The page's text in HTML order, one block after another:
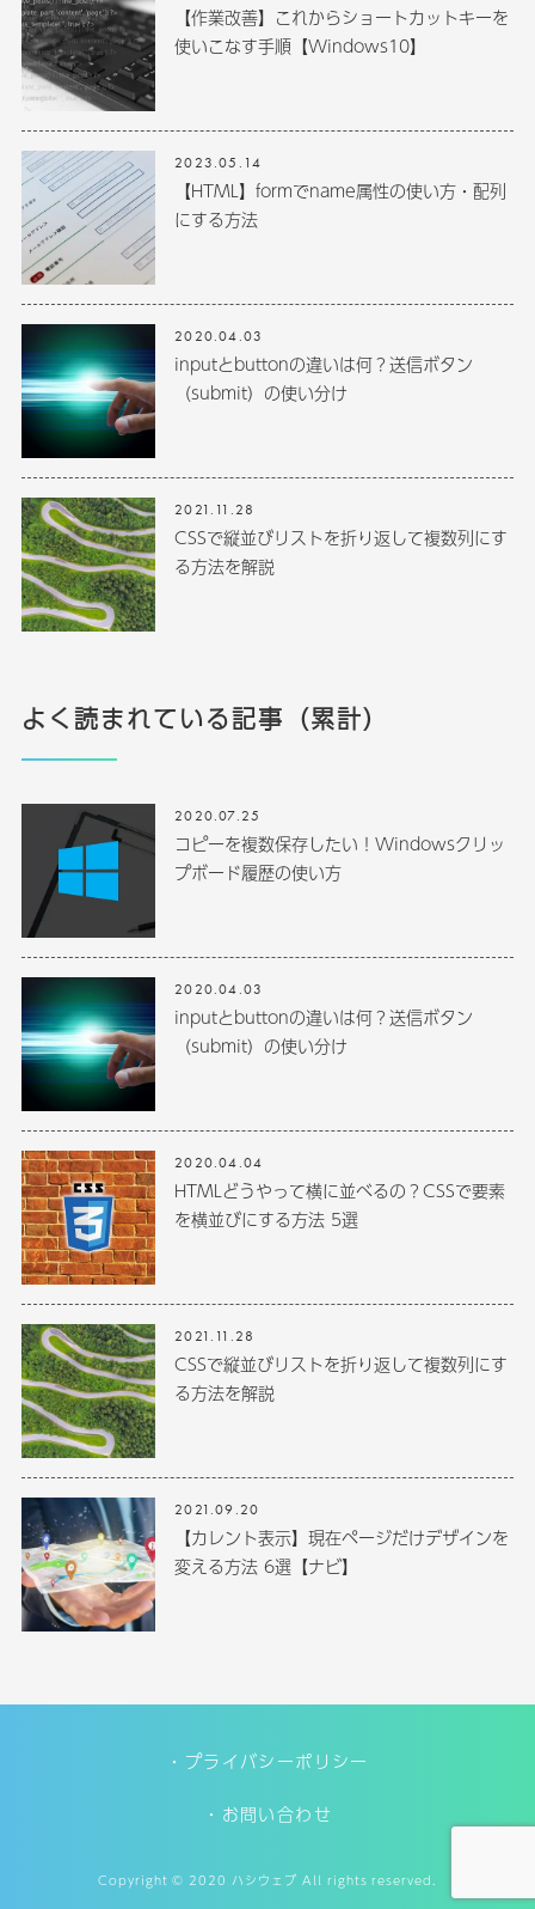
【作業改善】これからショートカットキーを
使いこなす手順【Windows10】
2023.05.14
【HTML】formでname属性の使い方・配列
にする方法
2020.04.03
inputとbuttonの違いは何？送信ボタン
（submit）の使い分け
2021.11.28
CSSで縦並びリストを折り返して複数列にす
る方法を解説
よく読まれている記事（累計）
2020.07.25
コピーを複数保存したい！Windowsクリッ
プボード履歴の使い方
2020.04.03
inputとbuttonの違いは何？送信ボタン
（submit）の使い分け
2020.04.04
HTMLどうやって横に並べるの？CSSで要素
を横並びにする方法 5選
2021.11.28
CSSで縦並びリストを折り返して複数列にす
る方法を解説
2021.09.20
【カレント表示】現在ページだけデザインを
変える方法 6選【ナビ】
プライバシーポリシー
お問い合わせ
Copyright © 2020 ハシウェブ All rights reserved.